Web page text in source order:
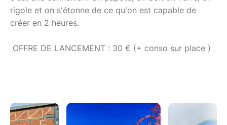
rigole et on s'étonne de ce qu'on est capable de
créer en 2 heures.
OFFRE DE LANCEMENT : 30 € (+ conso sur place )